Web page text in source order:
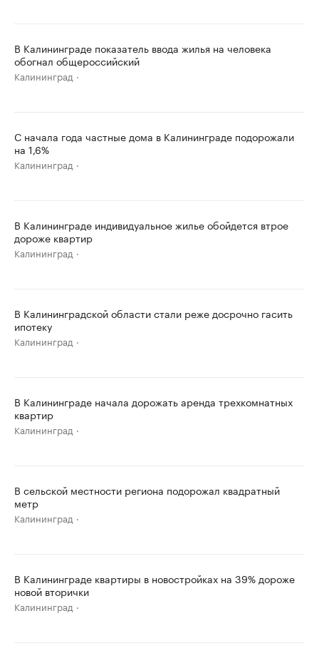
В Калининграде показатель ввода жилья на человека
обогнал общероссийский
Калининград
С начала года частные дома в Калининграде подорожали
на 1,6%
Калининград
В Калининграде индивидуальное жилье обойдется втрое
дороже квартир
Калининград
В Калининградской области стали реже досрочно гасить
ипотеку
Калининград
В Калининграде начала дорожать аренда трехкомнатных
квартир
Калининград
В сельской местности региона подорожал квадратный
метр
Калининград
В Калининграде квартиры в новостройках на 39% дороже
новой вторички
Калининград